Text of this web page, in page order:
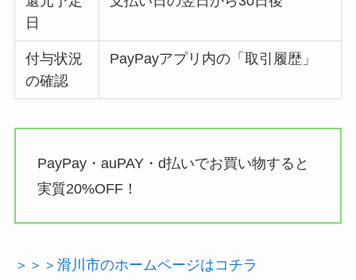
日
付与状況
の確認
PayPayアプリ内の「取引履歴」
PayPay・auPAY・d払いでお買い物すると
実質20%OFF！
＞＞＞滑川市のホームページはコチラ